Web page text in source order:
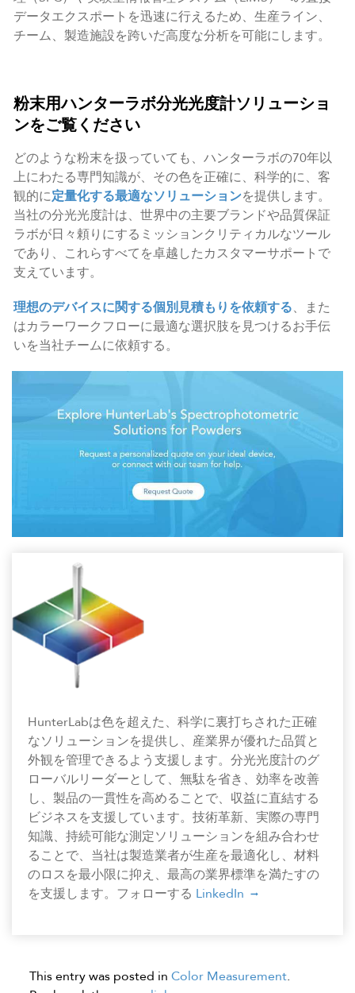
データエクスポートを迅速に行えるため、生産ライン、
チーム、製造施設を跨いだ高度な分析を可能にします。
粉末用ハンターラボ分光光度計ソリューショ
ンをご覧ください
どのような粉末を扱っていても、ハンターラボの70年以
上にわたる専門知識が、その色を正確に、科学的に、客
観的に定量化する最適なソリューションを提供します。
当社の分光光度計は、世界中の主要ブランドや品質保証
ラボが日々頼りにするミッションクリティカルなツール
であり、これらすべてを卓越したカスタマーサポートで
支えています。
理想のデバイスに関する個別見積もりを依頼する、また
はカラーワークフローに最適な選択肢を見つけるお手伝
いを当社チームに依頼する。
HunterLabは色を超えた、科学に裏打ちされた正確
なソリューションを提供し、産業界が優れた品質と
外観を管理できるよう支援します。分光光度計のグ
ローバルリーダーとして、無駄を省き、効率を改善
し、製品の一貫性を高めることで、収益に直結する
ビジネスを支援しています。技術革新、実際の専門
知識、持続可能な測定ソリューションを組み合わせ
ることで、当社は製造業者が生産を最適化し、材料
のロスを最小限に抑え、最高の業界標準を満たすの
を支援します。フォローする LinkedIn
This entry was posted in Color Measurement.